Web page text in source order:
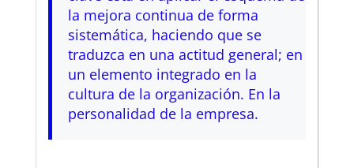
la mejora continua de forma
sistemática, haciendo que se
traduzca en una actitud general; en
un elemento integrado en la
cultura de la organización. En la
personalidad de la empresa.